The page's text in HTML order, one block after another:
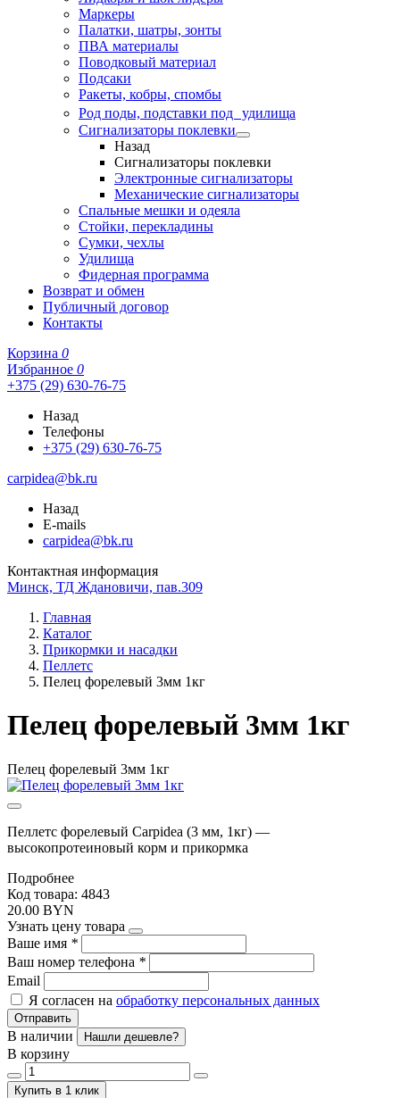
Маркеры
Палатки, шатры, зонты
ПВА материалы
Поводковый материал
Подсаки
Ракеты, кобры, спомбы
Род поды, подставки под удилища
Сигнализаторы поклевки
Назад
Сигнализаторы поклевки
Электронные сигнализаторы
Механические сигнализаторы
Спальные мешки и одеяла
Стойки, перекладины
Сумки, чехлы
Удилища
Фидерная программа
Возврат и обмен
Публичный договор
Контакты
Корзина 0
Избранное 0
+375 (29) 630-76-75
Назад
Телефоны
+375 (29) 630-76-75
carpidea@bk.ru
Назад
E-mails
carpidea@bk.ru
Контактная информация
Минск, ТД Ждановичи, пав.309
Главная
Каталог
Прикормки и насадки
Пеллетс
Пелец форелевый 3мм 1кг
Пелец форелевый 3мм 1кг
Пелец форелевый 3мм 1кг
Пеллетс форелевый Carpidea (3 мм, 1кг) —
высокопротеиновый корм и прикормка
Подробнее
Код товара: 4843
20.00 BYN
Узнать цену товара
Ваше имя *
Ваш номер телефона *
Email
Я согласен на обработку персональных данных
Отправить
В наличии Нашли дешевле?
В корзину
Купить в 1 клик